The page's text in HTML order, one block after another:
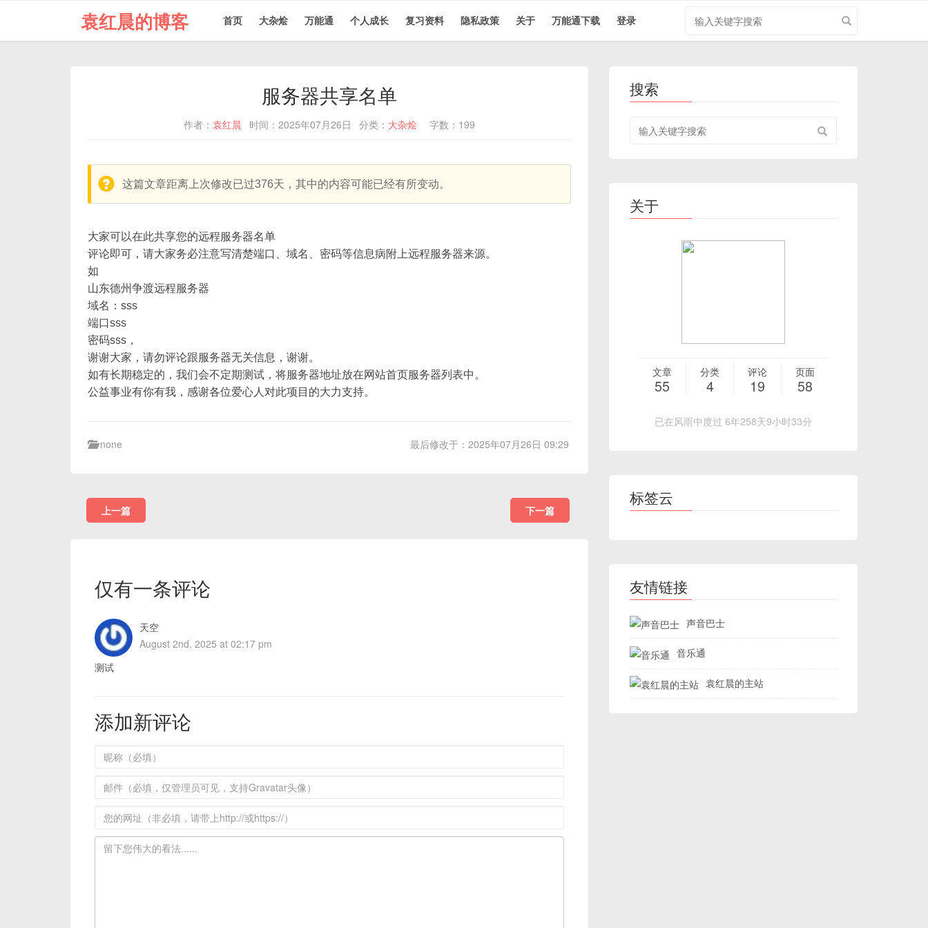
袁红晨的博客 首页 大杂烩 万能通 个人成长 复习资料 隐私政策 关于 万能通下载 登录
服务器共享名单
作者： 袁红晨 时间：2025年07月26日 分类： 大杂烩 字数：199
warning:
这篇文章距离上次修改已过376天，其中的内容可能已经有所变动。
大家可以在此共享您的远程服务器名单
评论即可，请大家务必注意写清楚端口、域名、密码等信息病附上远程服务器来源。
如
山东德州争渡远程服务器
域名：sss
端口sss
密码sss，
谢谢大家，请勿评论跟服务器无关信息，谢谢。
如有长期稳定的，我们会不定期测试，将服务器地址放在网站首页服务器列表中。
公益事业有你有我，感谢各位爱心人对此项目的大力支持。
none 最后修改于：2025年07月26日 09:29
上一篇 下一篇
仅有一条评论
天空
August 2nd, 2025 at 02:17 pm
测试
添加新评论
搜索
关于
文章
55
分类
4
评论
19
页面
58
已在风雨中度过 6年258天9小时33分
标签云
友情链接
声音巴士
音乐通
袁红晨的主站